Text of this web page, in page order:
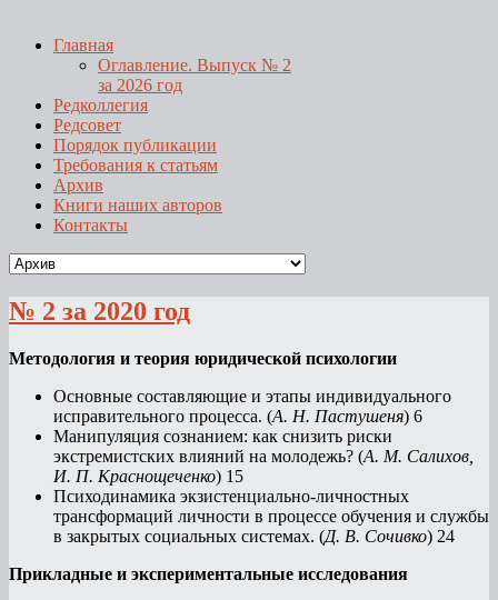
Главная
Оглавление. Выпуск № 2
за 2026 год
Редколлегия
Редсовет
Порядок публикации
Требования к статьям
Архив
Книги наших авторов
Контакты
№ 2 за 2020 год
Методология и теория юридической психологии
Основные составляющие и этапы индивидуального
исправительного процесса. (А. Н. Пастушеня) 6
Манипуляция сознанием: как снизить риски
экстремистских влияний на молодежь? (А. М. Салихов,
И. П. Краснощеченко) 15
Психодинамика экзистенциально-личностных
трансформаций личности в процессе обучения и службы
в закрытых социальных системах. (Д. В. Сочивко) 24
Прикладные и экспериментальные исследования